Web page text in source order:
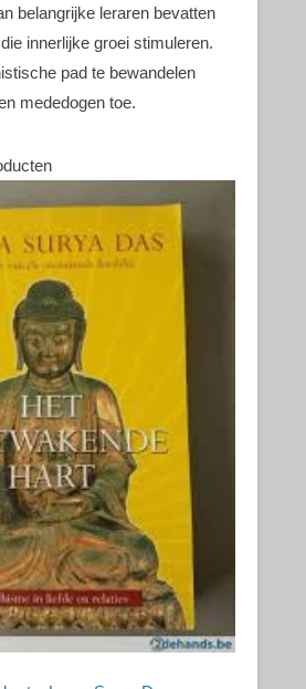
belangrijke leraren bevatten
innerlijke groei stimuleren.
pad te bewandelen
mededogen toe.